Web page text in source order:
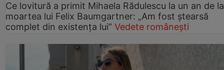
Ce lovitură a primit Mihaela Rădulescu la un an de la
moartea lui Felix Baumgartner: „Am fost ștearsă
complet din existența lui” Vedete românești